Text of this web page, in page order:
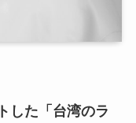
した「台湾のラ